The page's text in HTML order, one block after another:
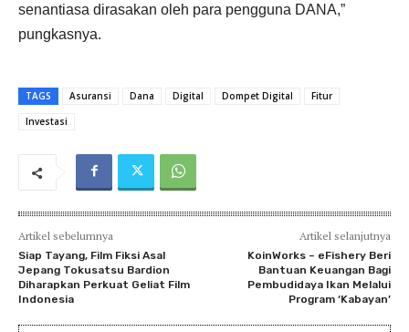
senantiasa dirasakan oleh para pengguna DANA,”
pungkasnya.
TAGS Asuransi Dana Digital Dompet Digital
Fitur
Investasi
Artikel sebelumnya
Siap Tayang, Film Fiksi Asal
Jepang Tokusatsu Bardion
Diharapkan Perkuat Geliat Film
Indonesia
Artikel selanjutnya
KoinWorks – eFishery Beri
Bantuan Keuangan Bagi
Pembudidaya Ikan Melalui
Program ‘Kabayan’